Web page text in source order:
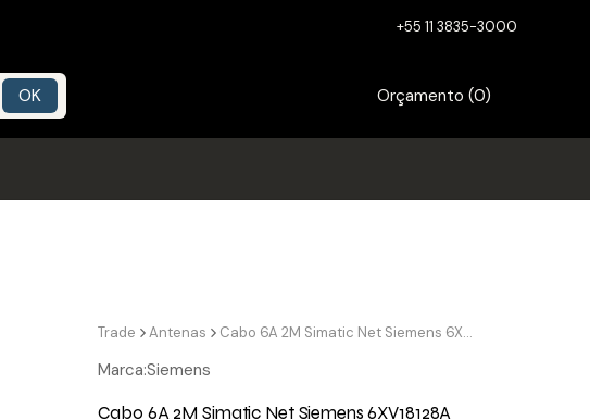
+55 11 3835-3000
Orçamento (0)
Trade Antenas Cabo 6A 2M Simatic Net Siemens 6XV18128A
Marca:Siemens
Cabo 6A 2M Simatic Net Siemens 6XV18128A